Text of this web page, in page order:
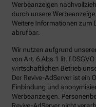
Werbeanzeigen
durch unsere
Weitere Informationen zum
abrufbar.
Wir nutzen aufgrund
von Art. 6 Abs.1 lit. f
wirtschaftlichen Betrieb
Der Revive-AdServer ist
Einbindung und
Werbeanzeigen.